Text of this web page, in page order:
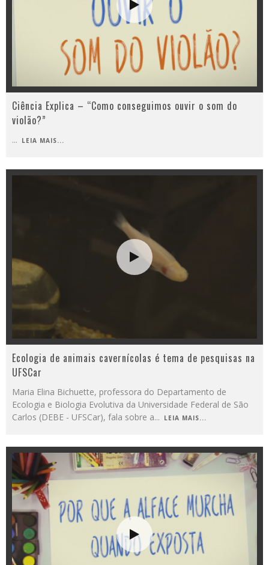
Ciência Explica – “Como conseguimos ouvir o som do
violão?”
... LEIA MAIS...
Ecologia de animais cavernícolas é tema de pesquisas na
UFSCar
Maria Elina Bichuette, professora do Departamento de
Ecologia e Biologia Evolutiva da Universidade Federal de São
Carlos (DEBE - UFSCar), fala sobre a... LEIA MAIS...